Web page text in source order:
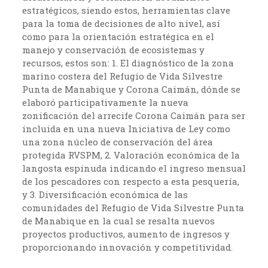
estratégicos, siendo estos, herramientas clave
para la toma de decisiones de alto nivel, así
como para la orientación estratégica en el
manejo y conservación de ecosistemas y
recursos, estos son: 1. El diagnóstico de la zona
marino costera del Refugio de Vida Silvestre
Punta de Manabique y Corona Caimán, dónde se
elaboró participativamente la nueva
zonificación del arrecife Corona Caimán para ser
incluida en una nueva Iniciativa de Ley como
una zona núcleo de conservación del área
protegida RVSPM, 2. Valoración económica de la
langosta espinuda indicando el ingreso mensual
de los pescadores con respecto a esta pesquería,
y 3. Diversificación económica de las
comunidades del Refugio de Vida Silvestre Punta
de Manabique en la cual se resalta nuevos
proyectos productivos, aumento de ingresos y
proporcionando innovación y competitividad.